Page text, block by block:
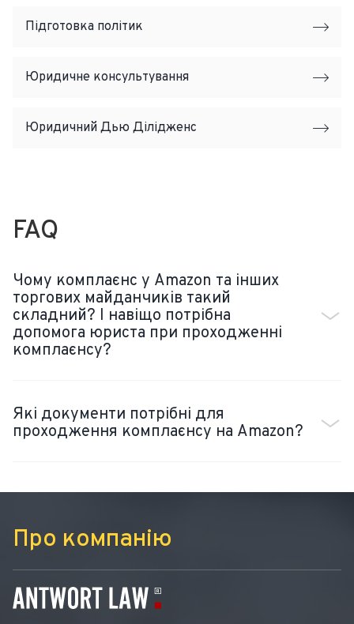
Підготовка політик
Юридичне консультування
Юридичний Дью Ділідженс
FAQ
Чому комплаєнс у Amazon та інших
торгових майданчиків такий
складний? І навіщо потрібна
допомога юриста при проходженні
комплаєнсу?
Які документи потрібні для
проходження комплаєнсу на Amazon?
Про компанію